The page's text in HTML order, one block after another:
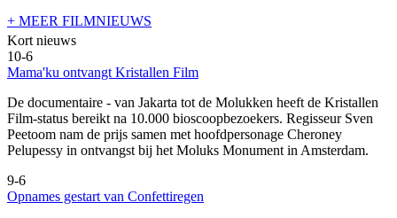
+ MEER FILMNIEUWS
Kort nieuws
10-6
Mama'ku ontvangt Kristallen Film
De documentaire - van Jakarta tot de Molukken heeft de Kristallen
Film-status bereikt na 10.000 bioscoopbezoekers. Regisseur Sven
Peetoom nam de prijs samen met hoofdpersonage Cheroney
Pelupessy in ontvangst bij het Moluks Monument in Amsterdam.
9-6
Opnames gestart van Confettiregen